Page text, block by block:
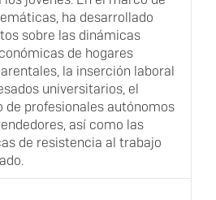
ha desarrollado
sobre las dinámicas
de hogares
la inserción laboral
universitarios, el
de profesionales autónomos
así como las
de resistencia al trabajo